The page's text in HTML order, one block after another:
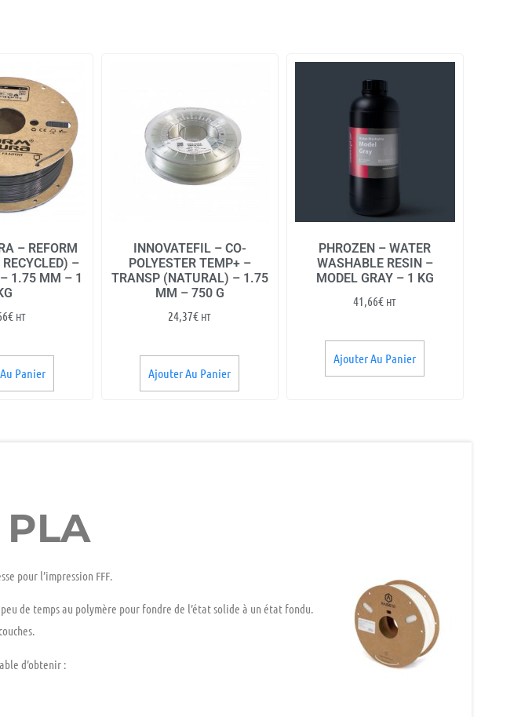
– REFORM
RECYCLED) –
1.75 MM – 1
€ HT
Panier
INNOVATEFIL – CO-
POLYESTER TEMP+ –
TRANSP (NATURAL) – 1.75
MM – 750 G
24,37€ HT
Ajouter Au Panier
PHROZEN – WATER
WASHABLE RESIN –
MODEL GRAY – 1 KG
41,66€ HT
Ajouter Au Panier
pour l’impression FFF.
de temps au polymère pour fondre de l’état solide à un état fondu.
d’obtenir :